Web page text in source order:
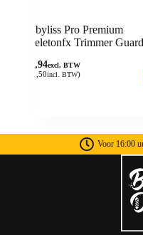
Babyliss Pro Premium
Skeletonfx Trimmer
16,94excl. BTW
20,50incl. BTW)
Voor 16:00